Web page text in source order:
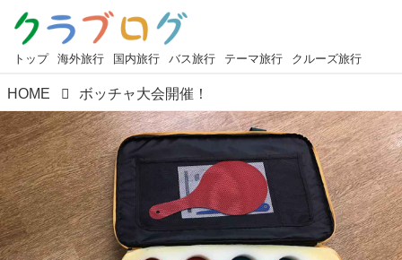
トップ 海外旅行 国内旅行 バス旅行 テーマ旅行 クルーズ旅行
HOME ボッチャ大会開催！